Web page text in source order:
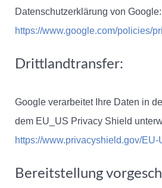
Datenschutzerklärung von Google:
https://www.google.com/policies/
Drittlandtransfer:
Google verarbeitet Ihre Daten in
dem EU_US Privacy Shield
https://www.privacyshield.gov/
Bereitstellung